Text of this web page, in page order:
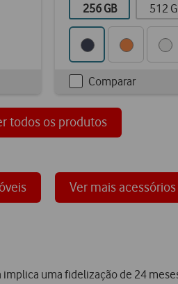
256 GB 512
Checkbox
ticked
Comparar
todos os produtos
Ver mais acessórios
uma fidelização de 24